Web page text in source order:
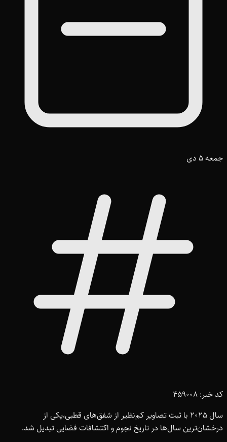
جمعه 5 دی
کد خبر: 459008
سال 2025 با ثبت تصاویر کم‌نظیر از شفق‌های قطبی،یکی از
درخشان‌ترین سال‌ها در تاریخ نجوم و اکتشافات فضایی تبدیل شد.